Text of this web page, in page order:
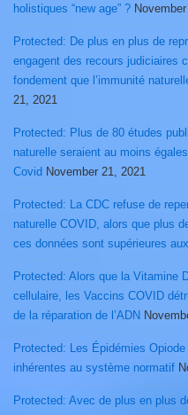
holistiques “new age” ?
Protected: De plus en plus de
engagent des recours judiciaires
fondement que l’immunité
21, 2021
Protected: Plus de 80 études
naturelle seraient au moins
Covid November 21, 2021
Protected: La CDC refuse de
naturelle COVID, alors que plus
ces données sont supérieures
Protected: Alors que la Vitamine
cellulaire, les Vaccins COVID
de la réparation de l’ADN
Protected: Les Épidémies
inhérentes au système normatif
Protected: Avec de plus en plus